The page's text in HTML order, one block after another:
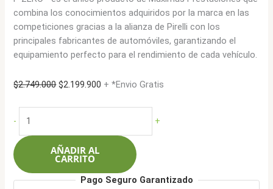
combina los conocimientos adquiridos por la marca en las
competiciones gracias a la alianza de Pirelli con los
principales fabricantes de automóviles, garantizando el
equipamiento perfecto para el rendimiento de cada vehículo.
$2.749.000El
$2.199.900 El
$2.199.900.
+ *Envio Gratis
-
275/40R19
101Y
Zero
(PZ4)
+
AÑADIR AL
CARRITO
Pago Seguro Garantizado